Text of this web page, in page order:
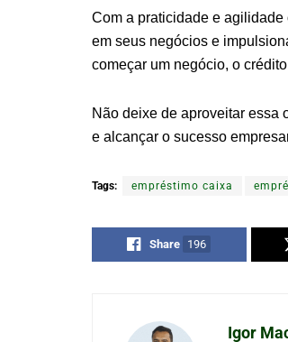
Com a praticidade e
em seus negócios e
começar um negócio, o
Não deixe de aproveitar essa
e alcançar o sucesso
Tags: empréstimo caixa
Share 196
Igor